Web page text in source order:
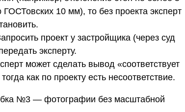
10 мм), то без проекта эксперт
проект у застройщика (через суд
эксперту.
может сделать вывод «соответствует
как по проекту есть несоответствие.
№3 — фотографии без масштабной